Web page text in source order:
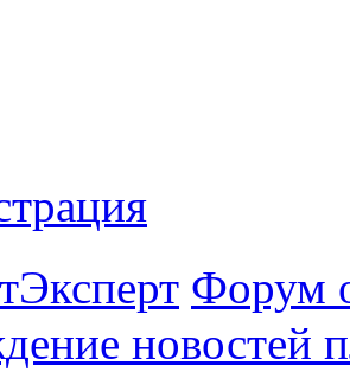
Форум
новостей